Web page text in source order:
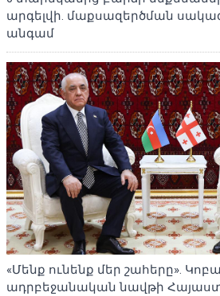
արգելվի. մաքսազերծման
անգամ
«Մենք ունենք մեր շահերը».
ադրբեջանական նավթի